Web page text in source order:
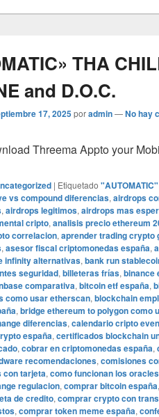
THA
and D.O.C.
17, 2025poradmin—No hay
Threema Appto your
| Etiquetado
vs compound diferencias, airdrops
, airdrops legitimos, airdrops mas
cripto, analisis precio ethereum
correlacion, aprender trading crypto
, asesor fiscal criptomonedas españa,
infinity alternativas, bank run
seguridad, billeteras frías, binance
comparativa, bitcoin etf españa,
como usar etherscan, blockchain
, bridge ethereum to polygon como
diferencias, calendario cripto
españa, certificados blockchain
, cobrar en criptomonedas españa,
recomendaciones, comisiones
con tarjeta, como funcionan los oracles
regulacion, comprar bitcoin españa,
de credito, comprar crypto con
, comprar token meme españa,